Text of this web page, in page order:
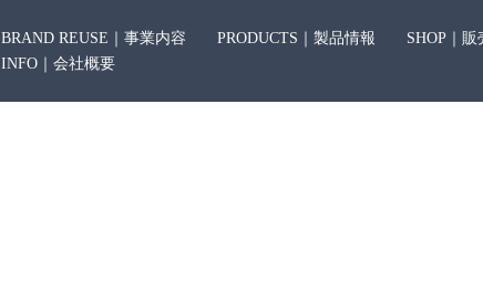
BRAND REUSE｜事業内容 PRODUCTS｜製品情報 SHOP｜販
INFO｜会社概要